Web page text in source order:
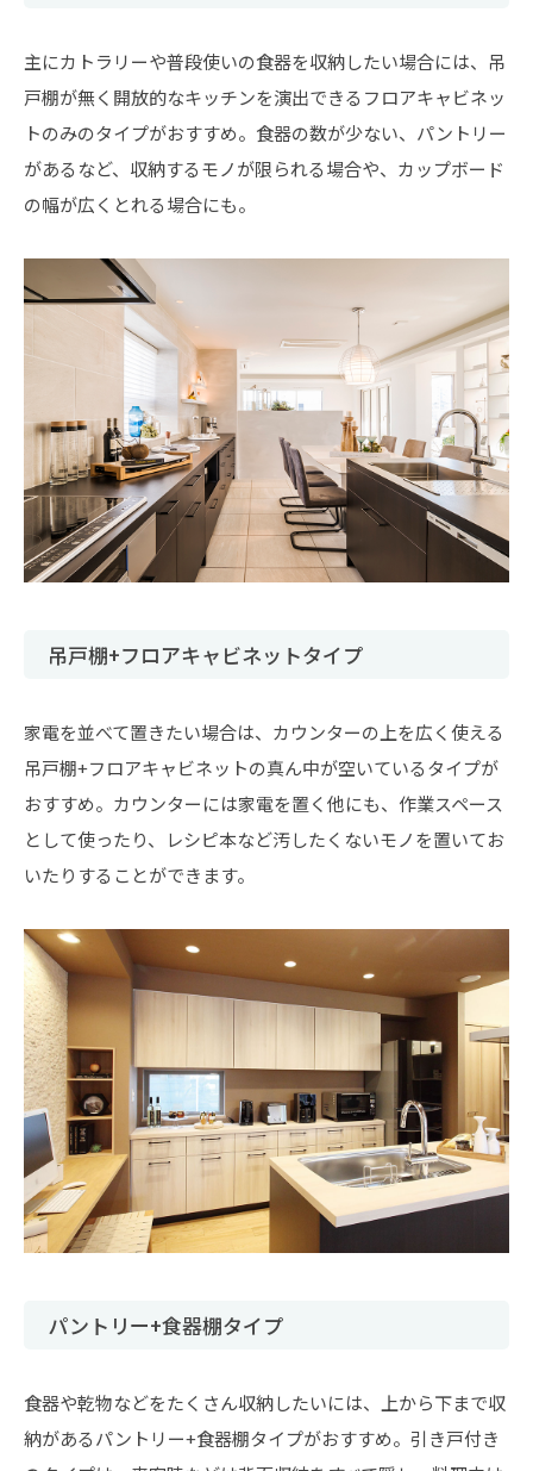
主にカトラリーや普段使いの食器を収納したい場合には、吊
戸棚が無く開放的なキッチンを演出できるフロアキャビネッ
トのみのタイプがおすすめ。食器の数が少ない、パントリー
があるなど、収納するモノが限られる場合や、カップボード
の幅が広くとれる場合にも。
吊戸棚+フロアキャビネットタイプ
家電を並べて置きたい場合は、カウンターの上を広く使える
吊戸棚+フロアキャビネットの真ん中が空いているタイプが
おすすめ。カウンターには家電を置く他にも、作業スペース
として使ったり、レシピ本など汚したくないモノを置いてお
いたりすることができます。
パントリー+食器棚タイプ
食器や乾物などをたくさん収納したいには、上から下まで収
納があるパントリー+食器棚タイプがおすすめ。引き戸付き